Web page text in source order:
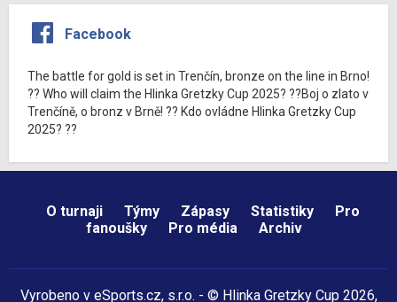
Facebook
The battle for gold is set in Trenčín, bronze on the line in Brno!
?? Who will claim the Hlinka Gretzky Cup 2025? ??Boj o zlato v
Trenčíně, o bronz v Brně! ?? Kdo ovládne Hlinka Gretzky Cup
2025? ??
O turnaji Týmy Zápasy Statistiky
Pro
fanoušky
Pro média Archiv
Vyrobeno v eSports.cz, s.r.o. - © Hlinka Gretzky Cup 2026,